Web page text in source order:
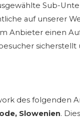
Sub-
auf unserer
Anbieter einen
des folgenden
Slowenien.